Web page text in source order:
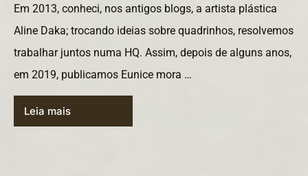
Em 2013, conheci, nos antigos blogs, a artista plástica
Aline Daka; trocando ideias sobre quadrinhos, resolvemos
trabalhar juntos numa HQ. Assim, depois de alguns anos,
em 2019, publicamos Eunice mora …
Leia mais